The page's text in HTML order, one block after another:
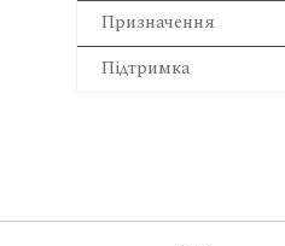
Призначення
Підтримка